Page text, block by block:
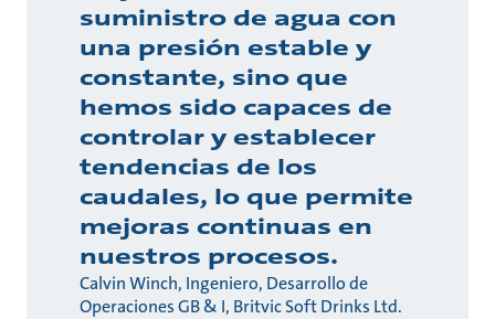
suministro de agua con
una presión estable y
constante, sino que
hemos sido capaces de
controlar y establecer
tendencias de los
caudales, lo que permite
mejoras continuas en
nuestros procesos.
Calvin Winch, Ingeniero, Desarrollo de
Operaciones GB & I, Britvic Soft Drinks Ltd.